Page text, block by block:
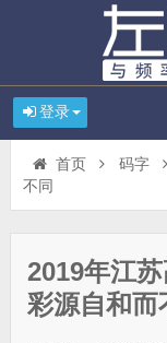
登录
首页 码字
不同
2019年江
彩源自和而